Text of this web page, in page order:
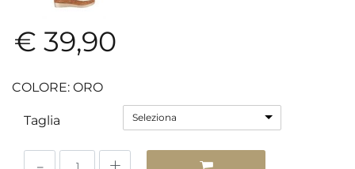
€ 39,90
COLORE: ORO
Taglia Seleziona